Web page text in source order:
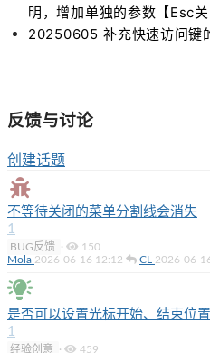
明，增加单独的参数【Esc关
20250605 补充快速访问键
反馈与讨论
创建话题
不等待关闭的菜单分割线会消失
1
BUG反馈 ·
150
Mola 2026-06-16 12:12 CL 2026-06-
是否可以设置光标开始、结束位
1
经验创意 ·
459